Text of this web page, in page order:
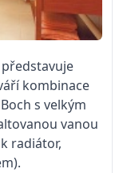
kombinace
s velkým
vanou
radiátor,